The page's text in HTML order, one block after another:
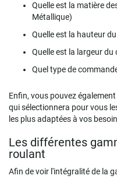
Quelle est la matière
Métallique)
Quelle est la hauteur
Quelle est la largeur du
Quel type de
Enfin, vous pouvez
qui sélectionnera pour vous
les plus adaptées à vos
Les différentes
roulant
Afin de voir l'intégralité de la